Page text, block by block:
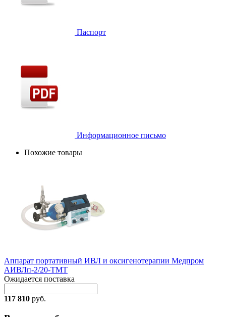
Паспорт
Информационное письмо
Похожие товары
Аппарат портативный ИВЛ и оксигенотерапии Медпром
АИВЛп-2/20-ТМТ
Ожидается поставка
117 810 руб.